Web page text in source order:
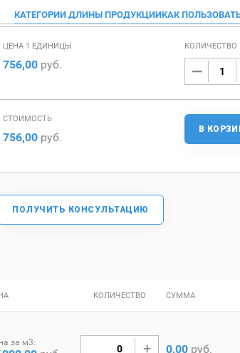
КАТЕГОРИИ ДЛИНЫ ПРОДУКЦИИКАК
ЦЕНА 1 ЕДИНИЦЫ
756,00 руб.
КОЛИЧЕСТВО
СТОИМОСТЬ
756,00 руб.
В
ПОЛУЧИТЬ КОНСУЛЬТАЦИЮ
КОЛИЧЕСТВО СУММА
за м3: 0,00 руб.